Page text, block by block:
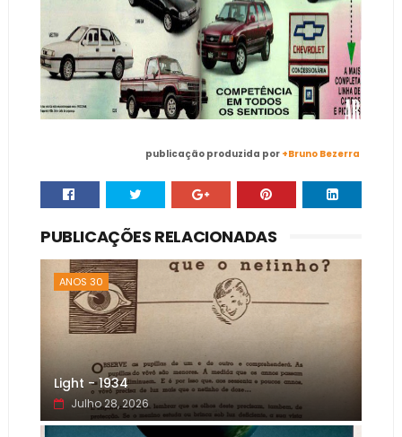
publicação produzida por +Bruno Bezerra
PUBLICAÇÕES RELACIONADAS
ANOS 30
Light - 1934
Julho 28, 2026